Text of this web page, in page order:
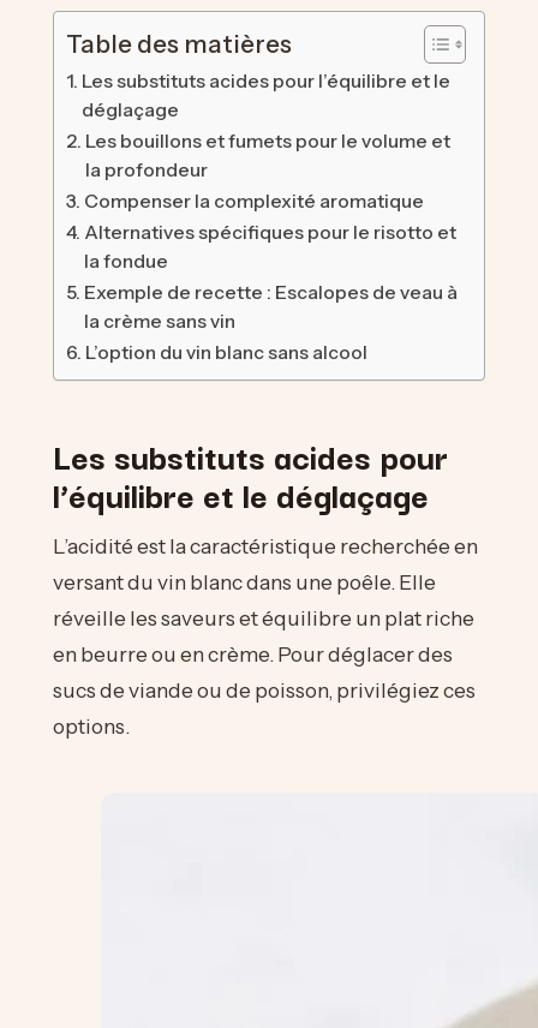
Table des matières
Les substituts acides pour l’équilibre et le
déglaçage
Les bouillons et fumets pour le volume et
la profondeur
Compenser la complexité aromatique
Alternatives spécifiques pour le risotto et
la fondue
Exemple de recette : Escalopes de veau à
la crème sans vin
L’option du vin blanc sans alcool
Les substituts acides pour
l’équilibre et le déglaçage
L’acidité est la caractéristique recherchée en
versant du vin blanc dans une poêle. Elle
réveille les saveurs et équilibre un plat riche
en beurre ou en crème. Pour déglacer des
sucs de viande ou de poisson, privilégiez ces
options.